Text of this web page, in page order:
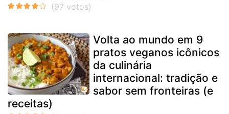
Volta ao mundo em 9
pratos veganos icônicos
da culinária
internacional: tradição e
sabor sem fronteiras (e
receitas)